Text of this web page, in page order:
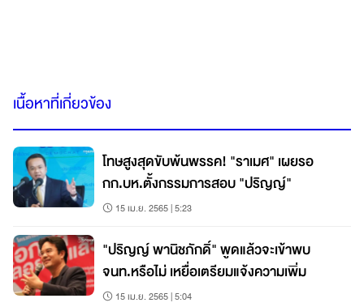
เนื้อหาที่เกี่ยวข้อง
โทษสูงสุดขับพ้นพรรค! "ราเมศ" เผยรอ
กก.บห.ตั้งกรรมการสอบ "ปริญญ์"
15 เม.ย. 2565 | 5:23
"ปริญญ์ พานิชภักดิ์" พูดแล้วจะเข้าพบ
จนท.หรือไม่ เหยื่อเตรียมแจ้งความเพิ่ม
15 เม.ย. 2565 | 5:04